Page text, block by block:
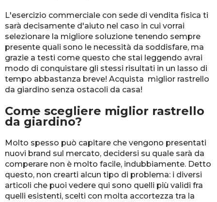
L'esercizio commerciale con sede di vendita fisica ti
sarà decisamente d'aiuto nel caso in cui vorrai
selezionare la migliore soluzione tenendo sempre
presente quali sono le necessità da soddisfare, ma
grazie a testi come questo che stai leggendo avrai
modo di conquistare gli stessi risultati in un lasso di
tempo abbastanza breve! Acquista miglior rastrello
da giardino senza ostacoli da casa!
Come scegliere miglior rastrello
da giardino?
Molto spesso può capitare che vengono presentati
nuovi brand sul mercato, decidersi su quale sarà da
comperare non è molto facile, indubbiamente. Detto
questo, non crearti alcun tipo di problema: i diversi
articoli che puoi vedere qui sono quelli più validi fra
quelli esistenti, scelti con molta accortezza tra la